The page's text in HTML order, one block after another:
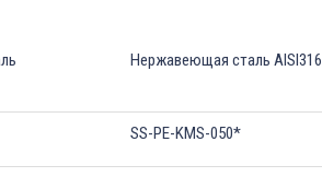
Нержавеющая сталь AISI316
SS-PE-KMS-050*